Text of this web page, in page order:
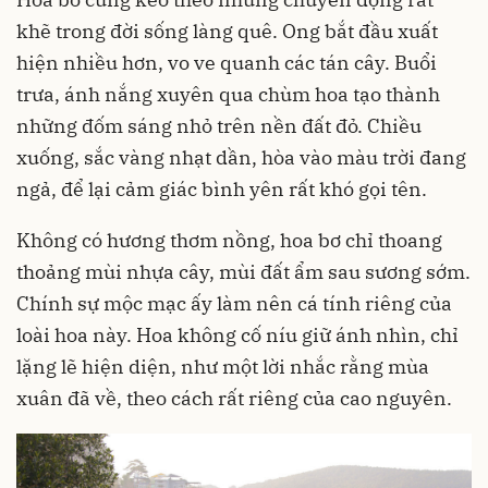
khẽ trong đời sống làng quê. Ong bắt đầu xuất
hiện nhiều hơn, vo ve quanh các tán cây. Buổi
trưa, ánh nắng xuyên qua chùm hoa tạo thành
những đốm sáng nhỏ trên nền đất đỏ. Chiều
xuống, sắc vàng nhạt dần, hòa vào màu trời đang
ngả, để lại cảm giác bình yên rất khó gọi tên.
Không có hương thơm nồng, hoa bơ chỉ thoang
thoảng mùi nhựa cây, mùi đất ẩm sau sương sớm.
Chính sự mộc mạc ấy làm nên cá tính riêng của
loài hoa này. Hoa không cố níu giữ ánh nhìn, chỉ
lặng lẽ hiện diện, như một lời nhắc rằng mùa
xuân đã về, theo cách rất riêng của cao nguyên.